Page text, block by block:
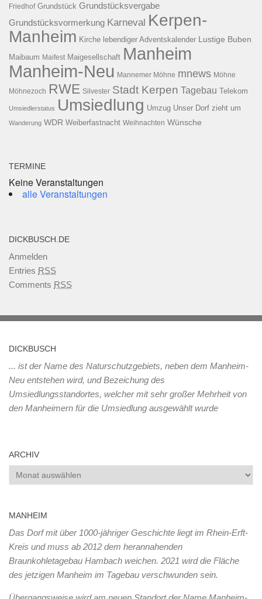
Friedhof Grundstück Grundstücksvergabe
Grundstücksvormerkung Karneval Kerpen-
Manheim Kirche lebendiger Adventskalender Lustige Buben
Maibaum Maifest Maigesellschaft Manheim
Manheim-Neu Mannemer Möhne mnews Möhne
Möhnezoch RWE Silvester Stadt Kerpen Tagebau Telekom
Umsiedlerstatus Umsiedlung Umzug Unser Dorf zieht um
Wanderung WDR Weiberfastnacht Weihnachten Wünsche
TERMINE
Keine Veranstaltungen
alle Veranstaltungen
DICKBUSCH.DE
Anmelden
Entries RSS
Comments RSS
DICKBUSCH
... ist der Name des Naturschutzgebiets, neben dem Manheim-
Neu entstehen wird, und Bezeichung des
Umsiedlungsstandortes, welcher mit sehr großer Mehrheit von
den Manheimern für die Umsiedlung ausgewählt wurde
ARCHIV
Archiv
MANHEIM
Das Dorf mit über 1000-jähriger Geschichte liegt im Rhein-Erft-
Kreis und muss ab 2012 dem herannahenden
Braunkohletagebau Hambach weichen. 2021 wird die Fläche
des jetzigen Manheim im Tagebau verschwunden sein.